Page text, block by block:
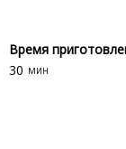
Время
30 мин